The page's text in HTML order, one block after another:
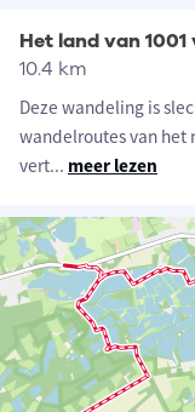
Het land van
10.4 km
Deze wandeling is
wandelroutes van het
vert... meer lezen